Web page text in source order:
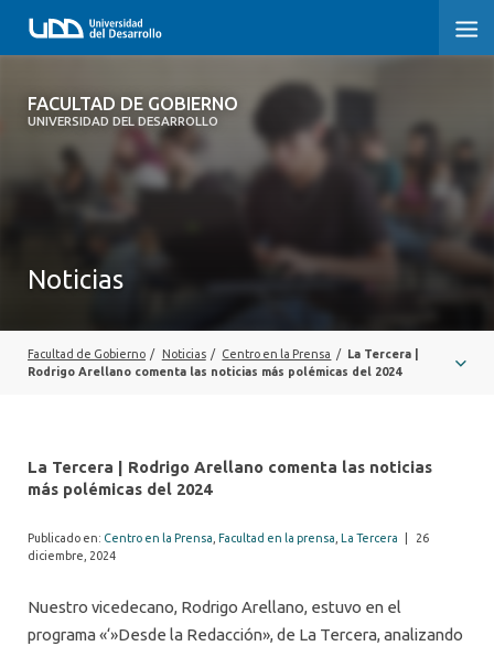
FACULTAD DE GOBIERNO
UNIVERSIDAD DEL DESARROLLO
FACULTAD DE GOBIERNO
EXTENSIÓN
Noticias
Facultad de Gobierno / Noticias / Centro en la Prensa /
La Tercera |
Rodrigo Arellano comenta las noticias más polémicas del 2024
La Tercera | Rodrigo Arellano comenta las noticias
más polémicas del 2024
Publicado en: Centro en la Prensa Facultad en la prensa La Tercera
26
diciembre, 2024
Nuestro vicedecano, Rodrigo Arellano, estuvo en el
programa «‘»Desde la Redacción», de La Tercera, analizando